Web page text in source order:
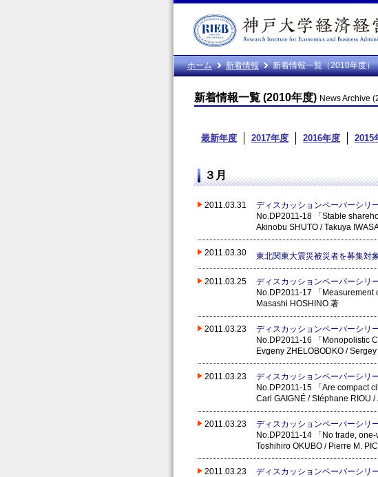
ホーム 新着情報 新着情報一覧（2010年度）
新着情報一覧 (2010年度) News Archive
最新年度 2017年度 2016年度 2015
３月
2011.03.31
ディスカッションペーパーシリ
No.DP2011-18 「Stable
Akinobu SHUTO / Takuya
2011.03.30 東北関東大震災被災者を募集対
2011.03.25
ディスカッションペーパーシリ
No.DP2011-17 「Measurement
Masashi HOSHINO 著
2011.03.23
ディスカッションペーパーシリ
No.DP2011-16 「Monopolistic
Evgeny ZHELOBODKO /
2011.03.23
ディスカッションペーパーシリ
No.DP2011-15 「Are compact
Carl GAIGNÉ / Stéphane RIOU
2011.03.23
ディスカッションペーパーシリ
No.DP2011-14 「No trade, one-
Toshihiro OKUBO / Pierre M.
2011.03.23
ディスカッションペーパーシリ